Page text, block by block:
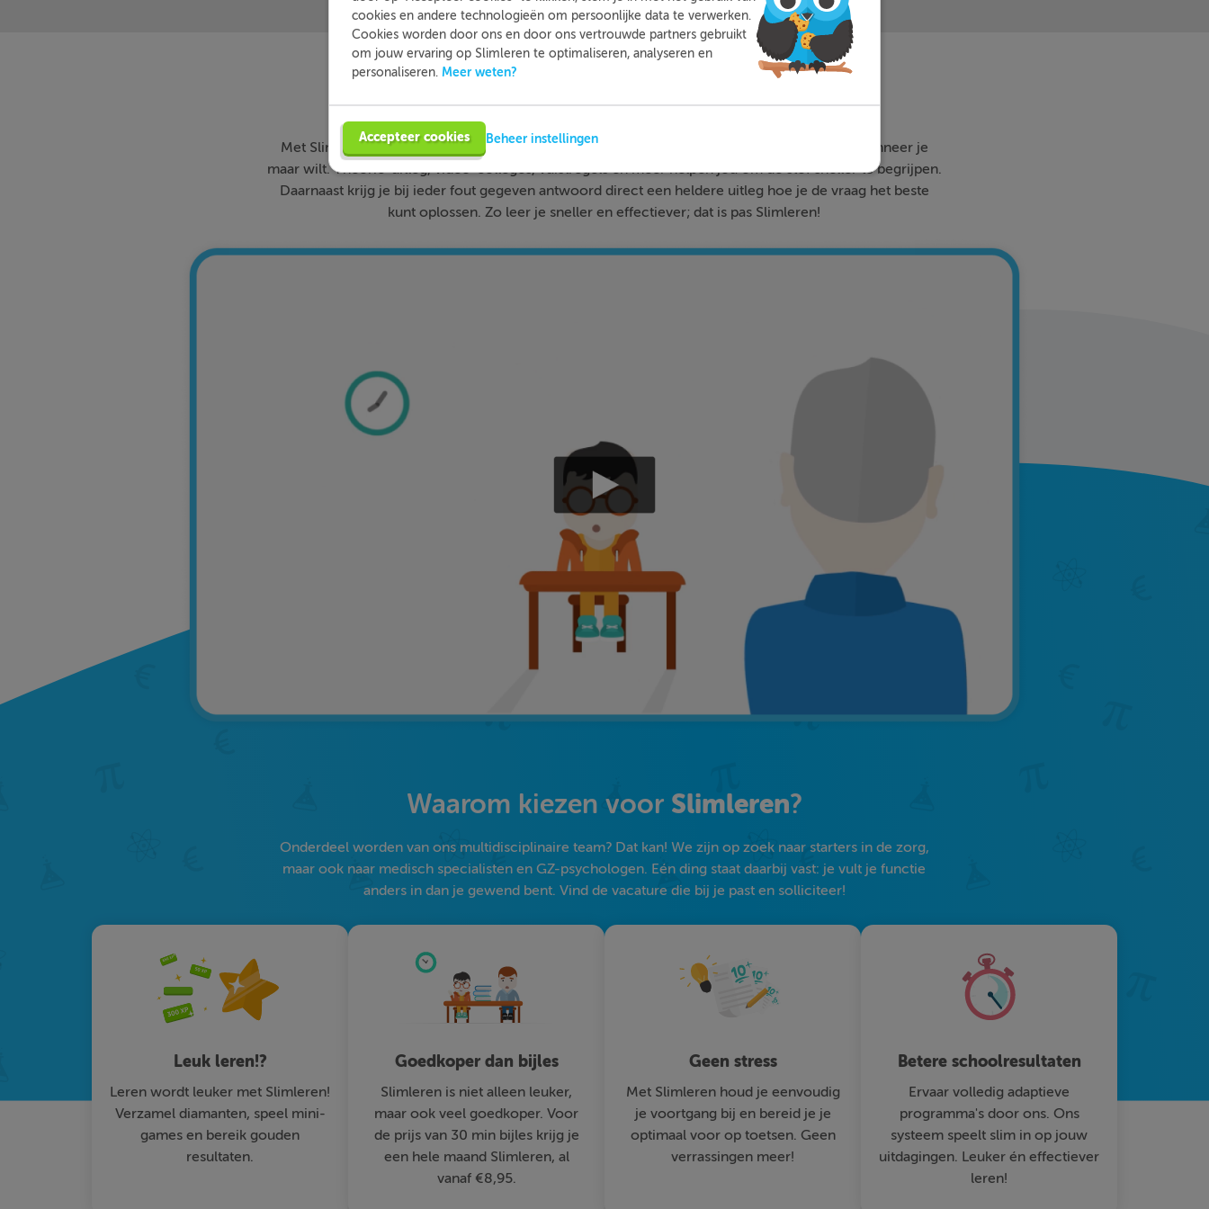
Wat isSlimlerennou eigenlijk?
Met Slimleren oefen je online voor de vakken waar je nog wat moeite mee hebt, waar en wanneer je
maar wilt. Theorie-uitleg, video-colleges, vuistregels en meer helpen jou om de stof sneller te begrijpen.
Daarnaast krijg je bij ieder fout gegeven antwoord direct een heldere uitleg hoe je de vraag het beste
kunt oplossen. Zo leer je sneller en effectiever; dat is pas Slimleren!
Waarom kiezen voor Slimleren?
Onderdeel worden van ons multidisciplinaire team? Dat kan! We zijn op zoek naar starters in de zorg,
maar ook naar medisch specialisten en GZ-psychologen. Eén ding staat daarbij vast: je vult je functie
anders in dan je gewend bent. Vind de vacature die bij je past en solliciteer!
Leuk leren!?
Leren wordt leuker met Slimleren!
Verzamel diamanten, speel mini-
games en bereik gouden
resultaten.
Goedkoper dan bijles
Slimleren is niet alleen leuker,
maar ook veel goedkoper. Voor
de prijs van 30 min bijles krijg je
een hele maand Slimleren, al
vanaf €8,95.
Geen stress
Met Slimleren houd je eenvoudig
je voortgang bij en bereid je je
optimaal voor op toetsen. Geen
verrassingen meer!
Betere schoolresultaten
Ervaar volledig adaptieve
programma's door ons. Ons
systeem speelt slim in op jouw
uitdagingen. Leuker én effectiever
leren!
cookies en andere technologieën om persoonlijke data te verwerken.
Cookies worden door ons en door ons vertrouwde partners gebruikt
om jouw ervaring op Slimleren te optimaliseren, analyseren en
personaliseren. Meer weten?
Accepteer cookies Beheer instellingen